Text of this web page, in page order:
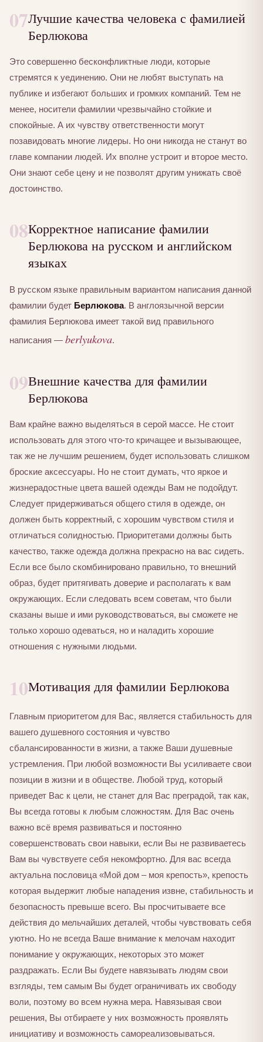
07Лучшие качества человека с фамилией
Берлюкова
Это совершенно бесконфликтные люди, которые
стремятся к уединению. Они не любят выступать на
публике и избегают больших и громких компаний. Тем не
менее, носители фамилии чрезвычайно стойкие и
спокойные. А их чувству ответственности могут
позавидовать многие лидеры. Но они никогда не станут во
главе компании людей. Их вполне устроит и второе место.
Они знают себе цену и не позволят другим унижать своё
достоинство.
08Корректное написание фамилии
Берлюкова на русском и английском
языках
В русском языке правильным вариантом написания данной
фамилии будет Берлюкова. В англоязычной версии
фамилия Берлюкова имеет такой вид правильного
написания — berlyukova.
09Внешние качества для фамилии
Берлюкова
Вам крайне важно выделяться в серой массе. Не стоит
использовать для этого что-то кричащее и вызывающее,
так же не лучшим решением, будет использовать слишком
броские аксессуары. Но не стоит думать, что яркое и
жизнерадостные цвета вашей одежды Вам не подойдут.
Следует придерживаться общего стиля в одежде, он
должен быть корректный, с хорошим чувством стиля и
отличаться солидностью. Приоритетами должны быть
качество, также одежда должна прекрасно на вас сидеть.
Если все было скомбинировано правильно, то внешний
образ, будет притягивать доверие и располагать к вам
окружающих. Если следовать всем советам, что были
сказаны выше и ими руководствоваться, вы сможете не
только хорошо одеваться, но и наладить хорошие
отношения с нужными людьми.
10Мотивация для фамилии Берлюкова
Главным приоритетом для Вас, является стабильность для
вашего душевного состояния и чувство
сбалансированности в жизни, а также Ваши душевные
устремления. При любой возможности Вы усиливаете свои
позиции в жизни и в обществе. Любой труд, который
приведет Вас к цели, не станет для Вас преградой, так как,
Вы всегда готовы к любым сложностям. Для Вас очень
важно всё время развиваться и постоянно
совершенствовать свои навыки, если Вы не развиваетесь
Вам вы чувствуете себя некомфортно. Для вас всегда
актуальна пословица «Мой дом – моя крепость», крепость
которая выдержит любые нападения извне, стабильность и
безопасность превыше всего. Вы просчитываете все
действия до мельчайших деталей, чтобы чувствовать себя
уютно. Но не всегда Ваше внимание к мелочам находит
понимание у окружающих, некоторых это может
раздражать. Если Вы будете навязывать людям свои
взгляды, тем самым Вы будет ограничивать их свободу
воли, поэтому во всем нужна мера. Навязывая свои
решения, Вы отбираете у них возможность проявлять
инициативу и возможность самореализовываться.